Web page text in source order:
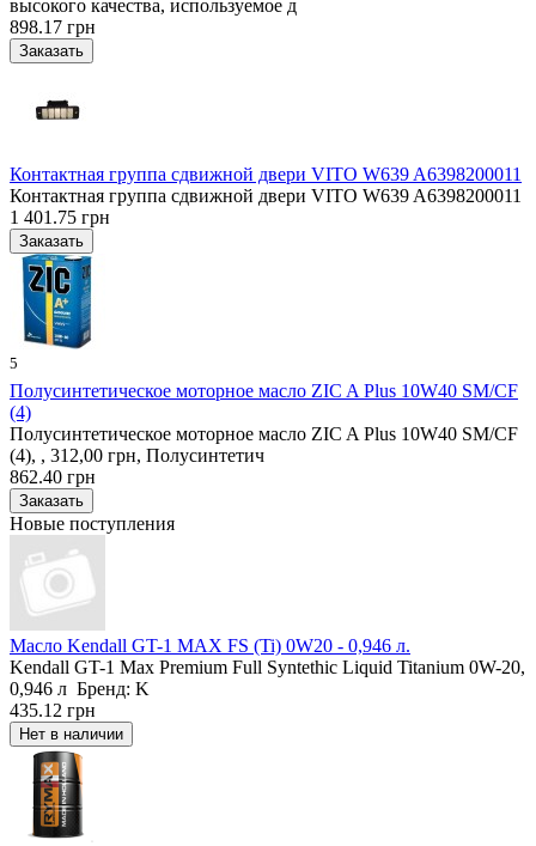
высокого качества, используемое д
898.17 грн
Контактная группа сдвижной двери VITO W639 A6398200011
Контактная группа сдвижной двери VITO W639 A6398200011
1 401.75 грн
5
Полусинтетическое моторное масло ZIC A Plus 10W40 SM/CF
(4)
Полусинтетическое моторное масло ZIC A Plus 10W40 SM/CF
(4), , 312,00 грн, Полусинтетич
862.40 грн
Новые поступления
Масло Kendall GT-1 MAX FS (Ti) 0W20 - 0,946 л.
Kendall GT-1 Max Premium Full Syntethic Liquid Titanium 0W-20,
0,946 л Бренд: K
435.12 грн